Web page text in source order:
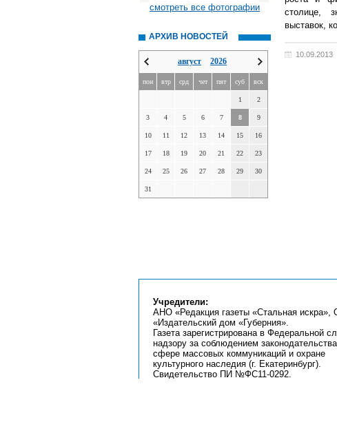
смотреть все фотографии
АРХИВ НОВОСТЕЙ
август 2026
пон втр срд чет пят суб вск
1 2
3 4 5 6 7 8 9
10 11 12 13 14 15 16
17 18 19 20 21 22 23
24 25 26 27 28 29 30
31
столице,
выставок,
10.09.2013
Учредители:
АНО «Редакция газеты «Стальная искра»,
«Издательский дом «Губерния».
Газета зарегистрирована в Федеральной
надзору за соблюдением
сфере массовых коммуникаций и охране
культурного наследия (г. Екатеринбург).
Свидетельство ПИ №ФС11-0292.